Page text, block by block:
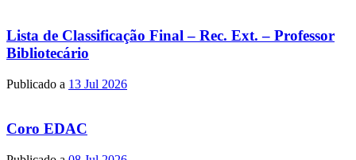
Lista de Classificação Final – Rec. Ext. – Professor
Bibliotecário
Publicado a 13 Jul 2026
Coro EDAC